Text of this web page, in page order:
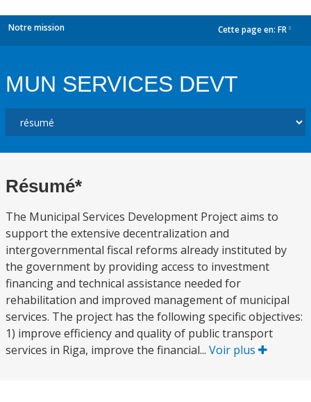
Notre mission Cette page en: FR
MUN SERVICES DEVT
Résumé*
The Municipal Services Development Project aims to
support the extensive decentralization and
intergovernmental fiscal reforms already instituted by
the government by providing access to investment
financing and technical assistance needed for
rehabilitation and improved management of municipal
services. The project has the following specific objectives:
1) improve efficiency and quality of public transport
services in Riga, improve the financial... Voir plus